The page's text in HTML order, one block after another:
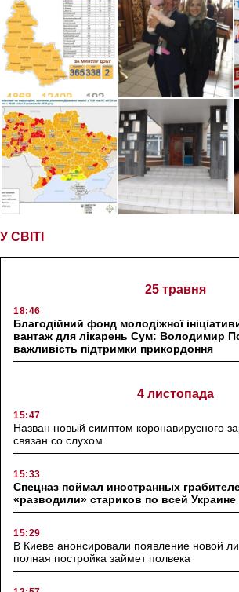
У СВІТІ
25 травня
18:46
Благодійний фонд молодіжної
вантаж для лікарень Сум: Володимир
важливість підтримки прикордоння
4 листопада
15:47
Назван новый симптом коронавирусного
связан со слухом
15:33
Спецназ поймал иностранных
«разводили» стариков по всей Украине
15:29
В Киеве анонсировали появление новой
полная постройка займет полвека